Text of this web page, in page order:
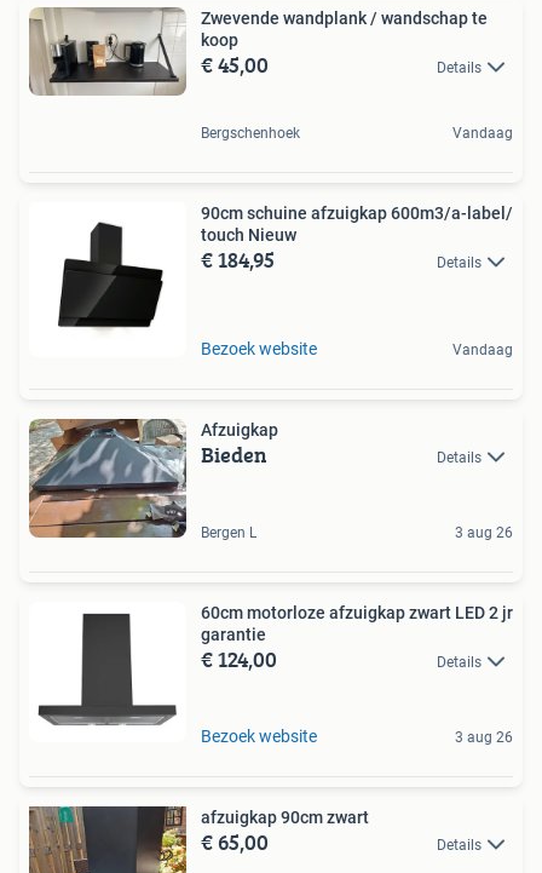
Zwevende wandplank / wandschap te
koop
€ 45,00 Details
Bergschenhoek Vandaag
90cm schuine afzuigkap 600m3/a-label/
touch Nieuw
€ 184,95 Details
Bezoek website Vandaag
Afzuigkap
Bieden Details
Bergen L 3 aug 26
60cm motorloze afzuigkap zwart LED 2 jr
garantie
€ 124,00 Details
Bezoek website 3 aug 26
afzuigkap 90cm zwart
€ 65,00 Details